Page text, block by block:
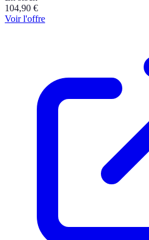
104,90 €
Voir l'offre